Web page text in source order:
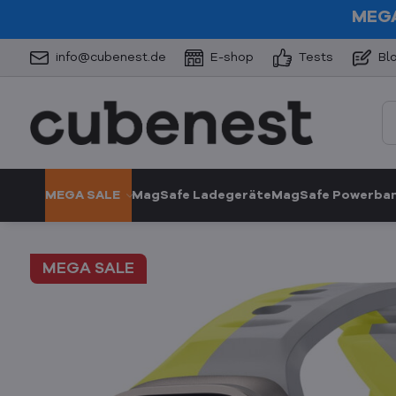
info@cubenest.de E-shop Tests
MEGA SALE MagSafe Ladegeräte MagSafe
MEGA SALE